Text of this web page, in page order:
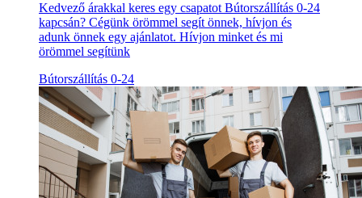
Kedvező árakkal keres egy csapatot Bútorszállítás 0-24
kapcsán? Cégünk örömmel segít önnek, hívjon és
adunk önnek egy ajánlatot. Hívjon minket és mi
örömmel segítünk
Bútorszállítás 0-24